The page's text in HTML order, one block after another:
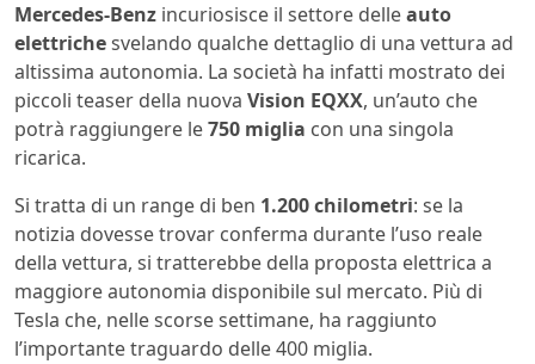
Mercedes-Benz incuriosisce il settore delleauto
elettrichesvelando qualche dettaglio di una vettura ad
altissima autonomia. La società ha infatti mostrato dei
piccoli teaser della nuova Vision EQXX, un’auto che
potrà raggiungere le750 miglia con una singola
ricarica.
Si tratta di un range di ben 1.200 chilometri: se la
notizia dovesse trovar conferma durante l’uso reale
della vettura, si tratterebbe della proposta elettrica a
maggiore autonomia disponibile sul mercato. Più di
Tesla che, nelle scorse settimane, ha raggiunto
l’importante traguardo delle 400 miglia.